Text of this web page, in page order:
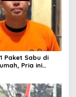
Paket Sabu di
Pria ini